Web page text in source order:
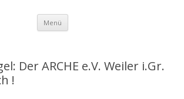
Menü Zum
springen
Der ARCHE e.V. Weiler i.Gr.
!